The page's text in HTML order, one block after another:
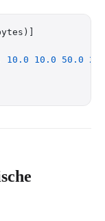
10.0 10.0 50.0